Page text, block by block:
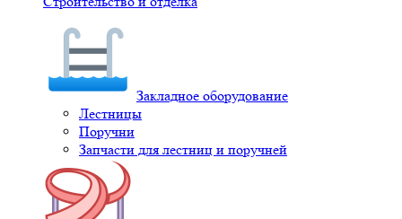
Закладное оборудование
Лестницы
Поручни
Запчасти для лестниц и поручней